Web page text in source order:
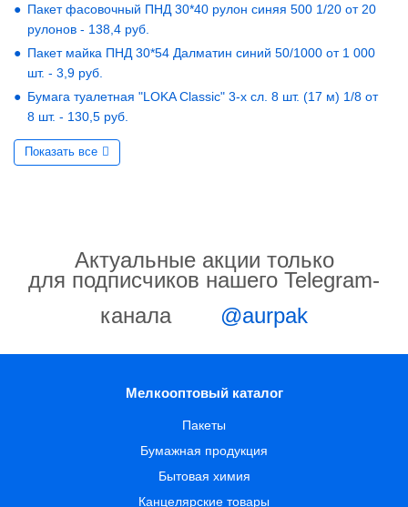
Пакет фасовочный ПНД 30*40 рулон синяя 500 1/20 от 20
рулонов - 138,4 руб.
Пакет майка ПНД 30*54 Далматин синий 50/1000 от 1 000
шт. - 3,9 руб.
Бумага туалетная "LOKA Classic" 3-х сл. 8 шт. (17 м) 1/8 от
8 шт. - 130,5 руб.
Показать все
Актуальные акции только
для подписчиков нашего Telegram-
канала
@aurpak
Мелкооптовый каталог
Пакеты
Бумажная продукция
Бытовая химия
Канцелярские товары